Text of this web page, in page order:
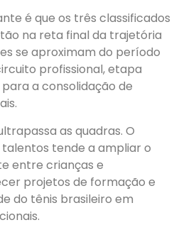
é que os três classificados
na reta final da trajetória
se aproximam do período
profissional, etapa
a consolidação de
as quadras. O
tende a ampliar o
entre crianças e
projetos de formação e
do tênis brasileiro em